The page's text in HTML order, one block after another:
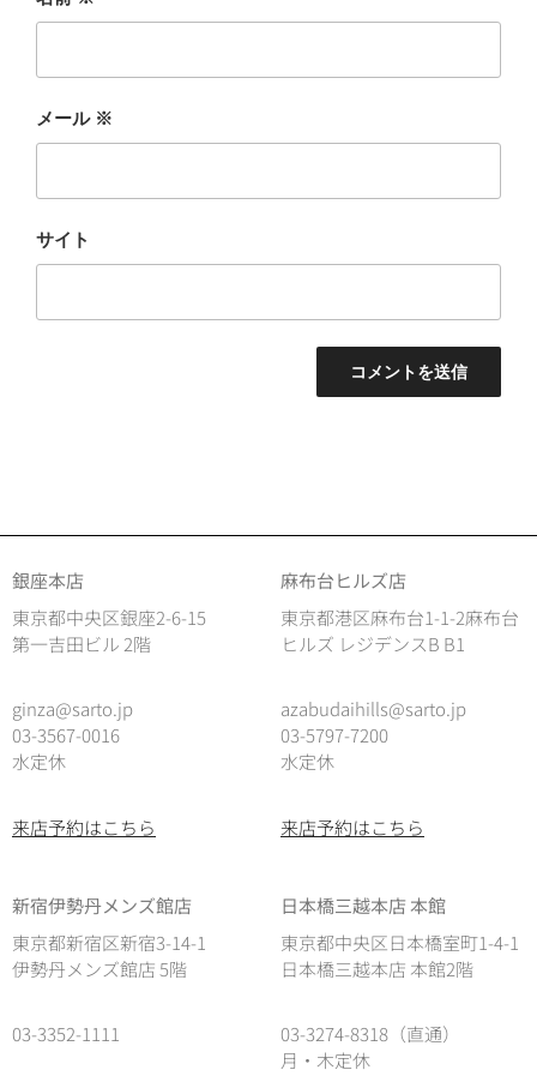
メール ※
サイト
銀座本店
東京都中央区銀座2-6-15
第一吉田ビル 2階
ginza@sarto.jp
03-3567-0016
水定休
来店予約はこちら
麻布台ヒルズ店
東京都港区麻布台1-1-2麻布台
ヒルズ レジデンスB B1
azabudaihills@sarto.jp
03-5797-7200
水定休
来店予約はこちら
新宿伊勢丹メンズ館店
東京都新宿区新宿3-14-1
伊勢丹メンズ館店 5階
03-3352-1111
日本橋三越本店 本館
東京都中央区日本橋室町1-4-1
日本橋三越本店 本館2階
03-3274-8318（直通）
月・木定休